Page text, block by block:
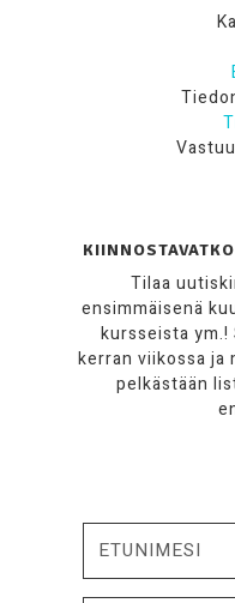
Tilaa
ensimmäisenä
kursseista
kerran viikossa ja
pelkästään